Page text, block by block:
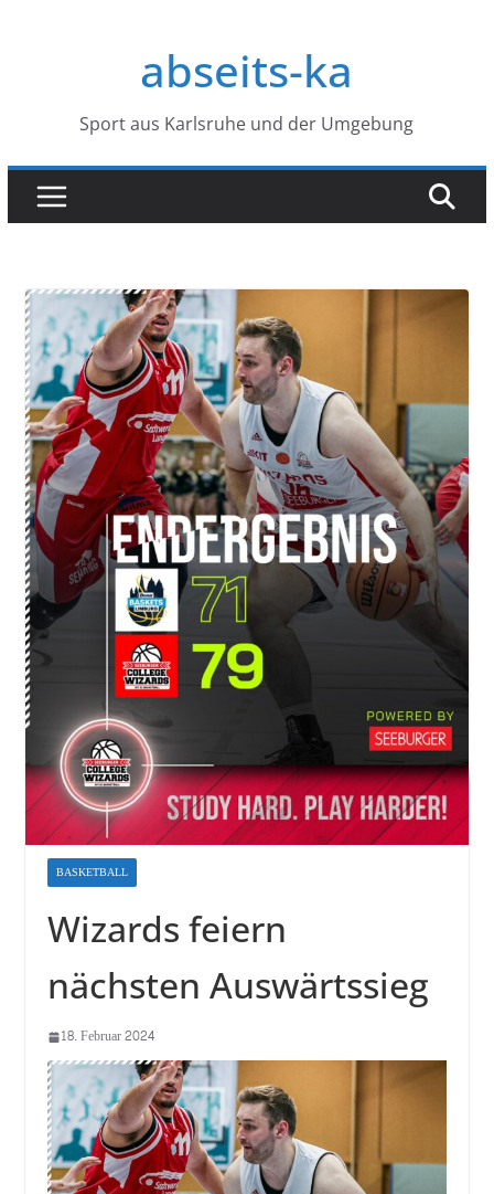
abseits-ka
Sport aus Karlsruhe und der Umgebung
BASKETBALL
Wizards feiern
nächsten Auswärtssieg
18. Februar 2024